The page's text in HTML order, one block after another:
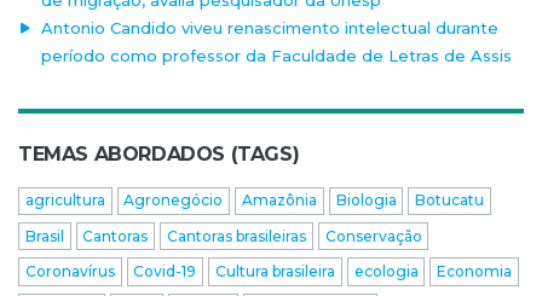
Antonio Candido viveu renascimento intelectual durante
período como professor da Faculdade de Letras de Assis
TEMAS ABORDADOS (TAGS)
agricultura Agronegócio Amazônia Biologia
Botucatu
Brasil
Cantoras Cantoras brasileiras
Conservação
Coronavírus
Covid-19 Cultura brasileira ecologia
Economia